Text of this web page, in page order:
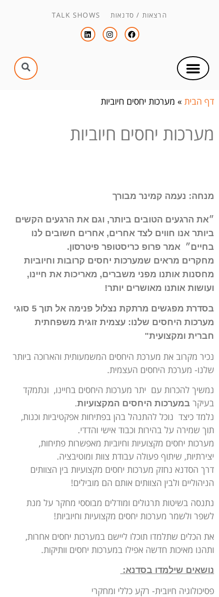
הרצאות / סדנאות TALK SHOWS
דף הבית » מערכות יחסים חיוביות
מערכות יחסים חיוביות
מנחה: נעמה קמינר מבורך
״את הרגעים הטובים ביותר, וגם את הרגעים הקשים
ביותר אנו חווים לצד אחרים, אחרים חשובים לנו
בחיים״ אמר פרופ כריסטופר פיטרסון.
מחקרים מראים שמערכות יחסים קרובות וחיוביות
מחסנות אותנו מפני משברים, מאריכות את חיינו,
ועושות אותנו מאושרים יותר!
בסדרת מפגשים מרתקת נצלול פנימה אל תוך 5 סוגי
מערכות היחסים שלנו: עצמית זוגית משפחתית
חברית ומקצועית"
נכיר מקרוב את מערכת היחסים המשמעותית והארוכה ביותר
שלנו- מערכת היחסים העצמית.
נמשיך להכרות עם יתר מערכות היחסים בחיינו, ונתמקד
בעיקר במערכות היחסים המקצועיות.
נלמד כיצד נוכל להתנהל בהן בפתיחות אפקטיביות וכנות,
תוך שמירה על בהירות וכבוד אישי והדדי.
מערכות יחסים מקצועיות וחיוביות מאפשרות פתיחות,
יצירתיות, שיתוף פעולה עבודת צוות ומוטיבציה.
דרך הסדנא נחזק מערכות יחסים מקצועיות בין הצוותים
הניהוליים ולבין הצוותים אותם הם מובילים!
נתנסה בשיטות תרגולים ומודלים מבוססי מחקר על מנת
לשפר ולשמר מערכות יחסים מקצועיות וחיוביות!
את הכלים שתלמדו תוכלו ליישם במערכות יחסים אחרות,
ותהנו מאיכות חדשה אפילו במערכות יחסים וותיקות.
נושאים שילמדו בסדנא:
פסיכולוגיה חיובית- רקע כללי ומחקרי